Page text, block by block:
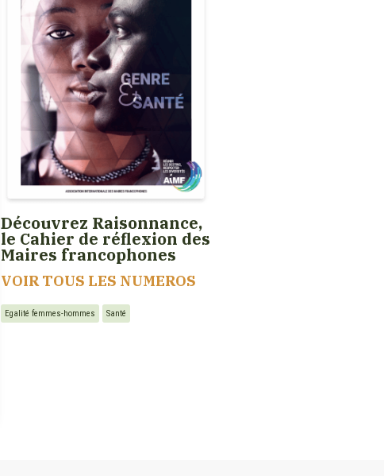
Découvrez Raisonnance,
le Cahier de réflexion des
Maires francophones
VOIR TOUS LES NUMEROS
Egalité femmes-hommes Santé